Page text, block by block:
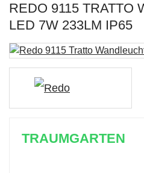
REDO 9115 TRATTO
LED 7W 233LM IP65
TRAUMGARTEN